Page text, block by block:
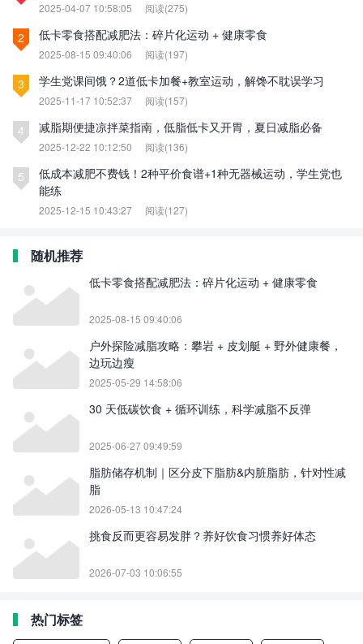
2025-04-07 10:58:05 阅读(275)
2 低卡零食搭配减肥法：碎片化运动 + 健康零食
2025-08-15 09:40:06 阅读(197)
3 学生党课间饿？2道低卡加餐+教室运动，解馋不耽误学习
2025-11-17 10:52:37 阅读(157)
4 减脂期便捷凉拌菜指南，低脂低卡又开胃，夏日减脂必备
2025-12-22 10:12:50 阅读(136)
5
低成本减肥不费钱！2种平价食谱+1种无器械运动，学生党也
能练
2025-12-15 10:43:27 阅读(127)
随机推荐
低卡零食搭配减肥法：碎片化运动 + 健康零食
2025-08-15 09:40:06
户外探险减脂攻略：攀岩 + 皮划艇 + 野外健康餐，
边玩边瘦
2025-05-29 14:58:06
30 天低碳饮食 + 循环训练，科学减脂不反弹
2025-06-27 09:49:59
脂肪储存机制｜区分皮下脂肪&内脏脂肪，针对性减
脂
2026-05-13 10:47:24
挑食反而更容易发胖？养好饮食习惯养好体态
2026-07-03 10:06:55
热门标签